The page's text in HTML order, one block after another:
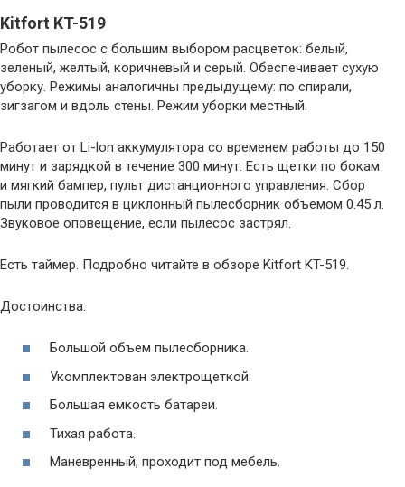
Kitfort KT-519
Робот пылесос с большим выбором расцветок: белый,
зеленый, желтый, коричневый и серый. Обеспечивает сухую
уборку. Режимы аналогичны предыдущему: по спирали,
зигзагом и вдоль стены. Режим уборки местный.
Работает от Li-lon аккумулятора со временем работы до 150
минут и зарядкой в течение 300 минут. Есть щетки по бокам
и мягкий бампер, пульт дистанционного управления. Сбор
пыли проводится в циклонный пылесборник объемом 0.45 л.
Звуковое оповещение, если пылесос застрял.
Есть таймер. Подробно читайте в обзоре Kitfort KT-519.
Достоинства:
Большой объем пылесборника.
Укомплектован электрощеткой.
Большая емкость батареи.
Тихая работа.
Маневренный, проходит под мебель.